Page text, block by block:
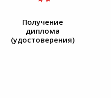
Получение
диплома
(удостоверения)